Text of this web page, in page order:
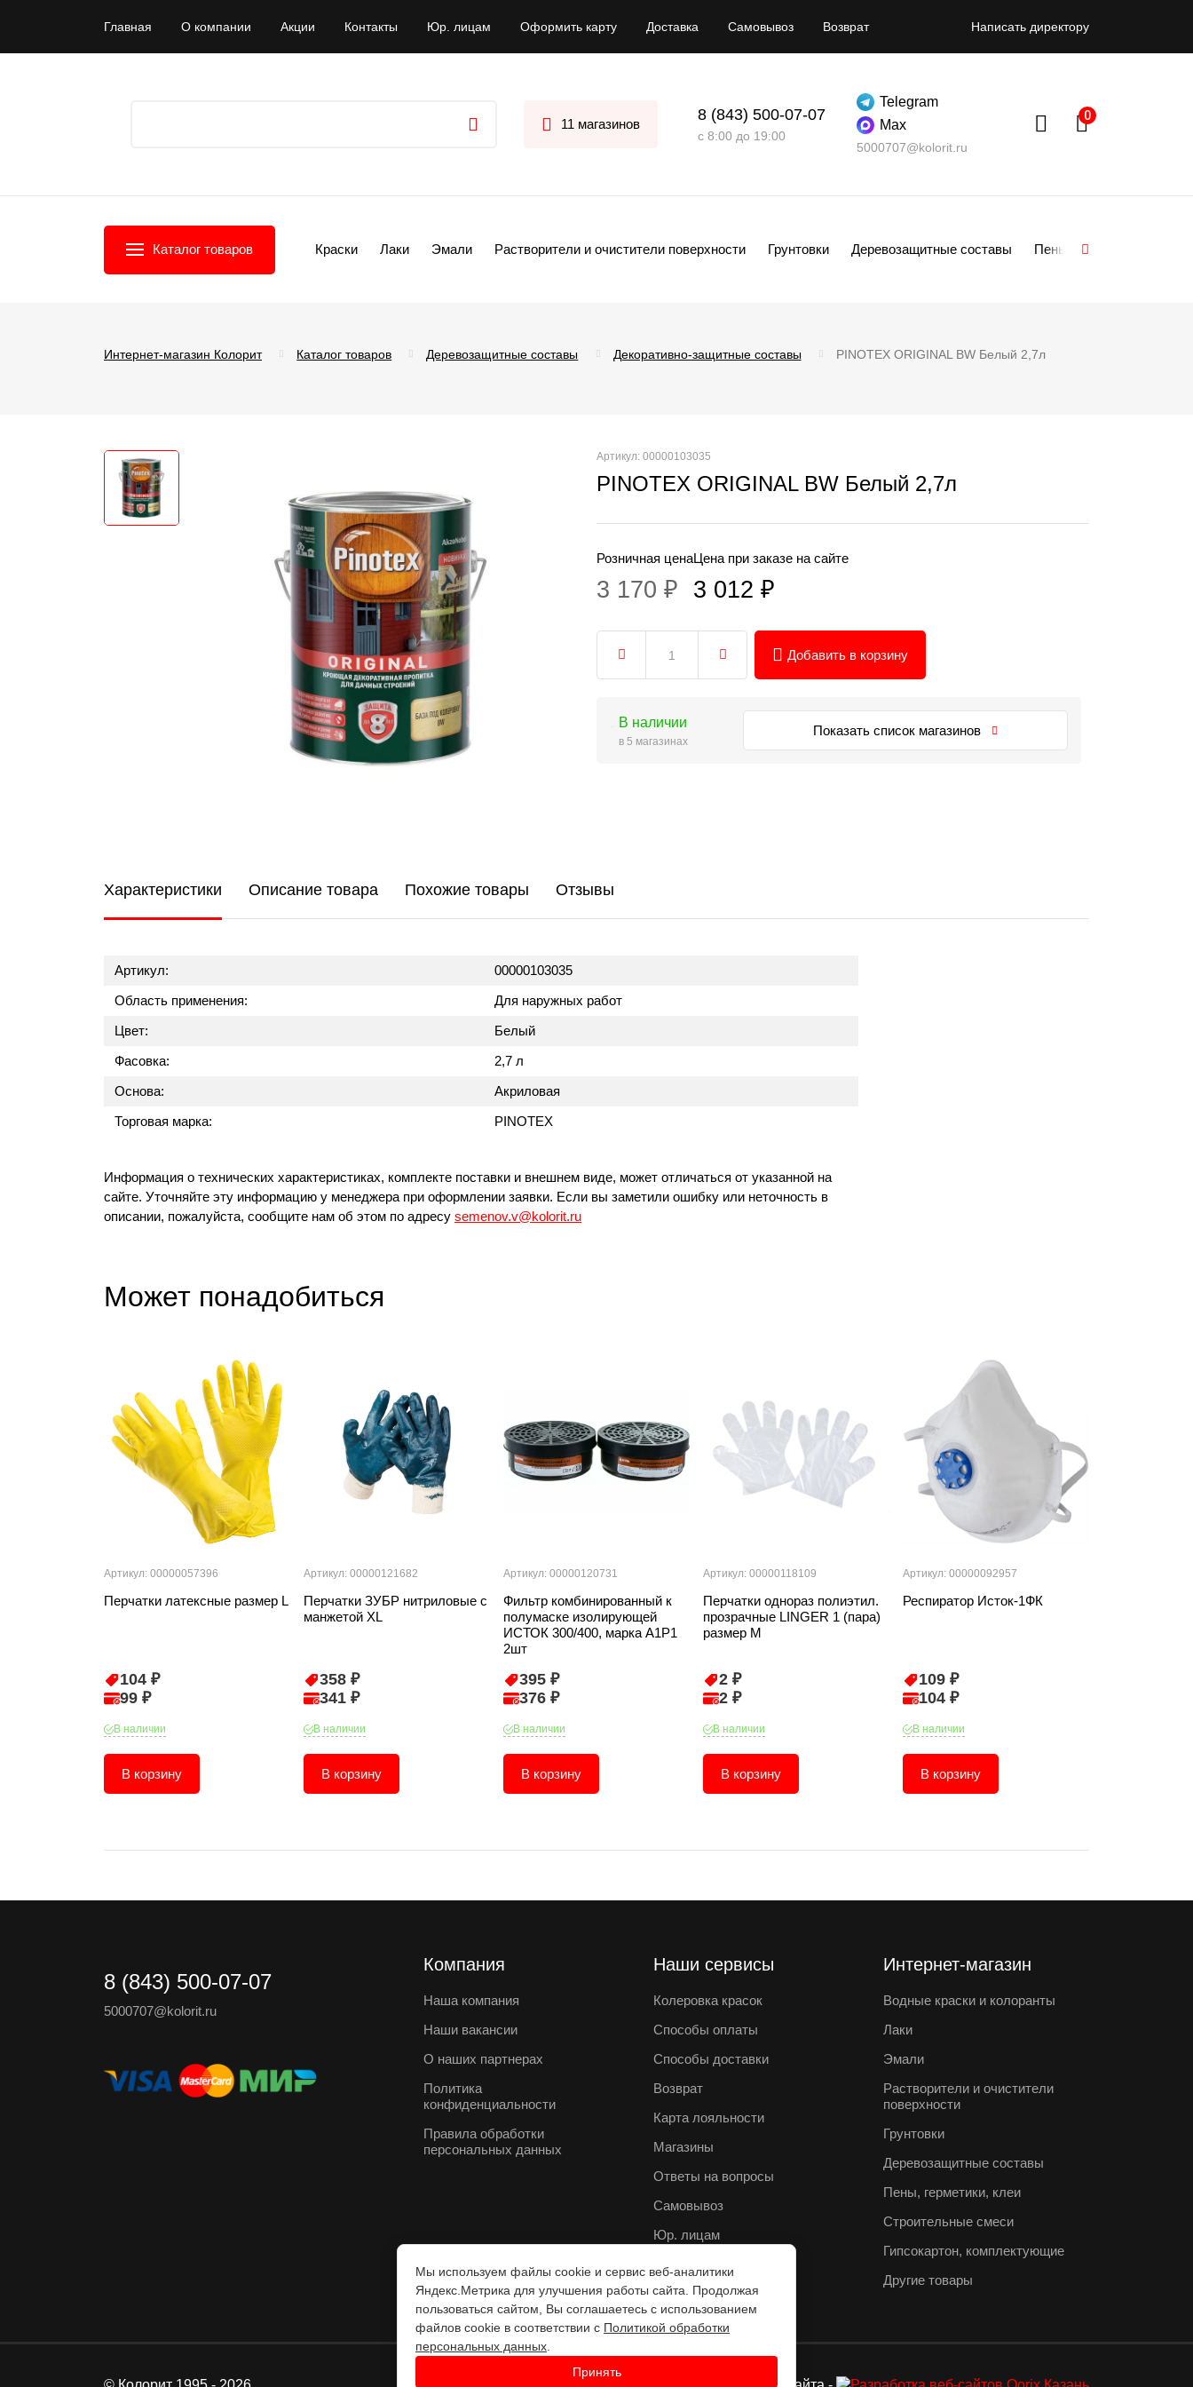
Главная О компании Акции Контакты Юр. лицам Оформить карту Доставка Самовывоз Возврат Написать директору
11 магазинов
8 (843) 500-07-07
с 8:00 до 19:00
Telegram
Max
5000707@kolorit.ru
Каталог товаров Краски Лаки Эмали Растворители и очистители поверхности Грунтовки Деревозащитные составы Пены
Интернет-магазин Колорит Каталог товаров Деревозащитные составы Декоративно-защитные составы PINOTEX ORIGINAL BW Белый 2,7л
Артикул: 00000103035
PINOTEX ORIGINAL BW Белый 2,7л
Розничная цена
3 170 ₽
Цена при заказе на сайте
3 012 ₽
Добавить в корзину
В наличии
в 5 магазинах
Показать список магазинов
Характеристики Описание товара Похожие товары Отзывы
Артикул:
00000103035
Область применения:
Для наружных работ
Цвет:
Белый
Фасовка:
2,7 л
Основа:
Акриловая
Торговая марка:
PINOTEX
Информация о технических характеристиках, комплекте поставки и внешнем виде, может отличаться от указанной на
сайте. Уточняйте эту информацию у менеджера при оформлении заявки. Если вы заметили ошибку или неточность в
описании, пожалуйста, сообщите нам об этом по адресу semenov.v@kolorit.ru
Может понадобиться
Артикул: 00000057396
Перчатки латексные размер L
104 ₽
99 ₽
В наличии
В корзину
Артикул: 00000121682
Перчатки ЗУБР нитриловые с
манжетой XL
358 ₽
341 ₽
В наличии
В корзину
Артикул: 00000120731
Фильтр комбинированный к
полумаске изолирующей
ИСТОК 300/400, марка А1Р1
2шт
395 ₽
376 ₽
В наличии
В корзину
Артикул: 00000118109
Перчатки однораз полиэтил.
прозрачные LINGER 1 (пара)
размер М
2 ₽
2 ₽
В наличии
В корзину
Артикул: 00000092957
Респиратор Исток-1ФК
109 ₽
104 ₽
В наличии
В корзину
8 (843) 500-07-07
5000707@kolorit.ru
Компания
Наша компания
Наши вакансии
О наших партнерах
Политика
конфиденциальности
Правила обработки
персональных данных
Наши сервисы
Колеровка красок
Способы оплаты
Способы доставки
Возврат
Карта лояльности
Магазины
Ответы на вопросы
Самовывоз
Юр. лицам
Интернет-магазин
Водные краски и колоранты
Лаки
Эмали
Растворители и очистители
поверхности
Грунтовки
Деревозащитные составы
Пены, герметики, клеи
Строительные смеси
Гипсокартон, комплектующие
Другие товары
Мы используем файлы cookie и сервис веб-аналитики
Яндекс.Метрика для улучшения работы сайта. Продолжая
пользоваться сайтом, Вы соглашаетесь с использованием
файлов cookie в соответствии с Политикой обработки
персональных данных
Принять